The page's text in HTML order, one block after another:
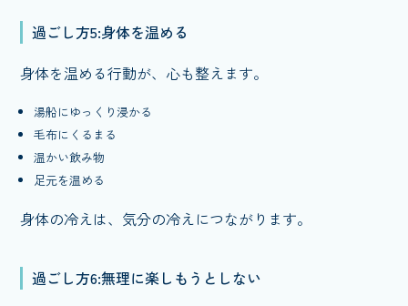
過ごし方5:身体を温める
身体を温める行動が、心も整えます。
湯船にゆっくり浸かる
毛布にくるまる
温かい飲み物
足元を温める
身体の冷えは、気分の冷えにつながります。
過ごし方6:無理に楽しもうとしない